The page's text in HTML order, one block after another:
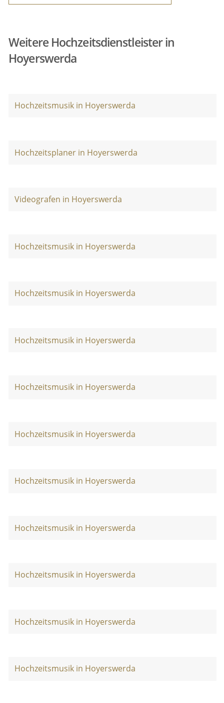
Weitere Hochzeitsdienstleister in
Hoyerswerda
Hochzeitsmusik in Hoyerswerda
Hochzeitsplaner in Hoyerswerda
Videografen in Hoyerswerda
Hochzeitsmusik in Hoyerswerda
Hochzeitsmusik in Hoyerswerda
Hochzeitsmusik in Hoyerswerda
Hochzeitsmusik in Hoyerswerda
Hochzeitsmusik in Hoyerswerda
Hochzeitsmusik in Hoyerswerda
Hochzeitsmusik in Hoyerswerda
Hochzeitsmusik in Hoyerswerda
Hochzeitsmusik in Hoyerswerda
Hochzeitsmusik in Hoyerswerda